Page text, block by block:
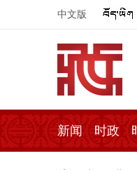
中文版
新闻 时政